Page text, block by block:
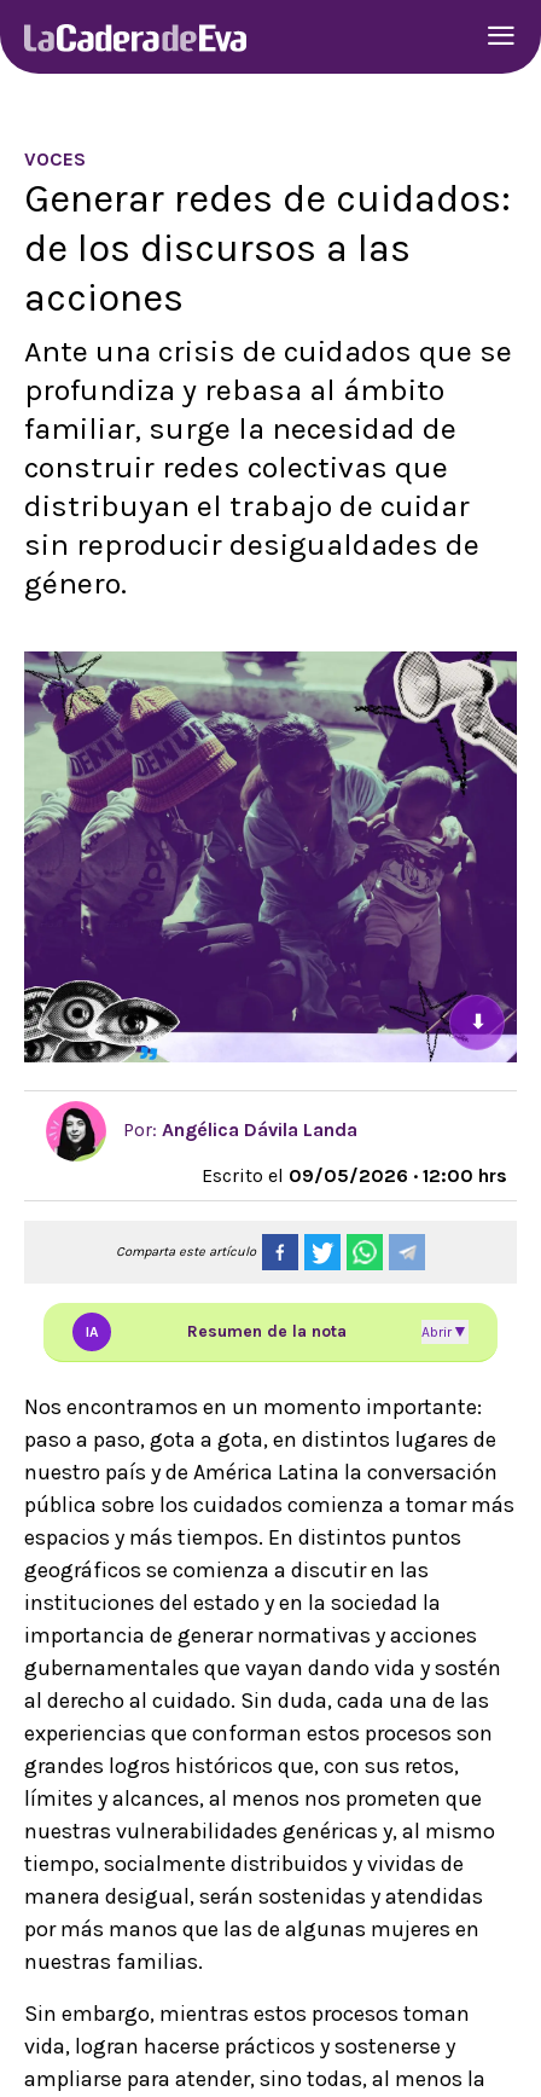
VOCES
Generar redes de cuidados:
de los discursos a las
acciones
Ante una crisis de cuidados que se
profundiza y rebasa al ámbito
familiar, surge la necesidad de
construir redes colectivas que
distribuyan el trabajo de cuidar
sin reproducir desigualdades de
género.
⬇
Por: Angélica Dávila Landa
Escrito el 09/05/2026 · 12:00 hrs
Comparta este artículo
IA Resumen de la nota Abrir▼
Nos encontramos en un momento importante:
paso a paso, gota a gota, en distintos lugares de
nuestro país y de América Latina la conversación
pública sobre los cuidados comienza a tomar más
espacios y más tiempos. En distintos puntos
geográficos se comienza a discutir en las
instituciones del estado y en la sociedad la
importancia de generar normativas y acciones
gubernamentales que vayan dando vida y sostén
al derecho al cuidado. Sin duda, cada una de las
experiencias que conforman estos procesos son
grandes logros históricos que, con sus retos,
límites y alcances, al menos nos prometen que
nuestras vulnerabilidades genéricas y, al mismo
tiempo, socialmente distribuidos y vividas de
manera desigual, serán sostenidas y atendidas
por más manos que las de algunas mujeres en
nuestras familias.
Sin embargo, mientras estos procesos toman
vida, logran hacerse prácticos y sostenerse y
ampliarse para atender, sino todas, al menos la